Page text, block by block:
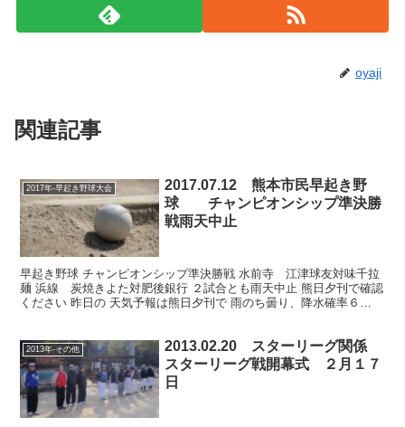
oyaji
関連記事
2017年-早起き野球大会
2017.07.12 熊本市民早起き野
球 チャンピオンシップ準決勝
戦雨天中止
早起き野球 チャンピオンシップ準決勝戦 水前寺 江津球友対味千拉
麺 浜線 炭焼きよた対肥後銀行 ２試合とも雨天中止 熊日夕刊で確認
ください 昨日の 天気予報は熊日夕刊で 雨のち曇り、降水確率６
2013年-その他
2013.02.20 スターリーグ関係
スターリーグ戦開幕式 ２月１７
日